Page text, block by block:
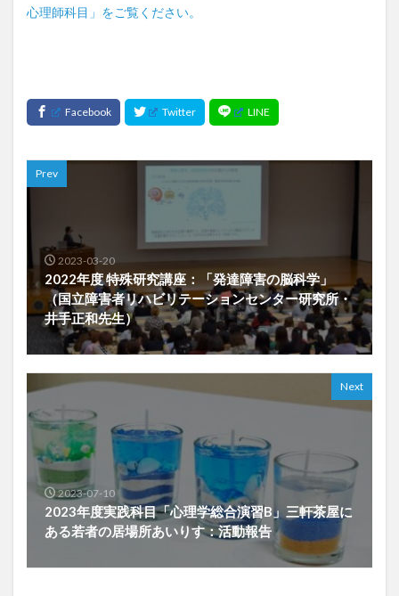
心理師科目」をご覧ください。
Prev
2023-03-20
2022年度 特殊研究講座：「発達障害の脳科学」
（国立障害者リハビリテーションセンター研究所・
井手正和先生）
Next
2023-07-10
2023年度実践科目「心理学総合演習B」三軒茶屋に
ある若者の居場所あいりす：活動報告